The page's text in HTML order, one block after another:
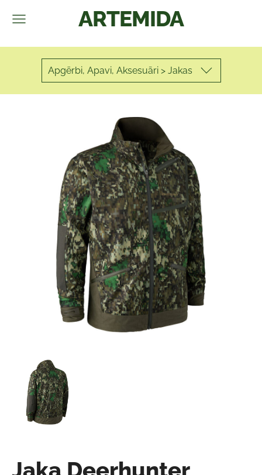
ARTEMIDA
Apgērbi, Apavi, Aksesuāri > Jakas